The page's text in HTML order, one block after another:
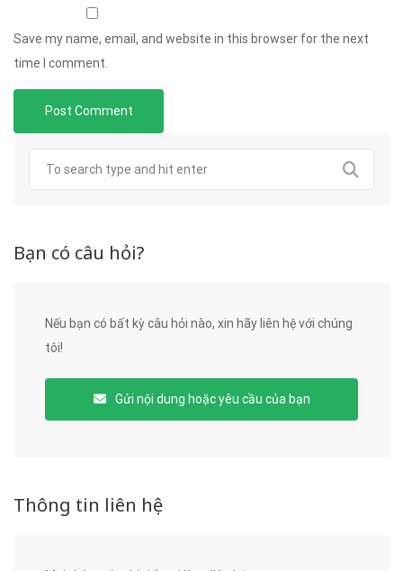
Save my name, email, and website in this browser for the next
time I comment.
Bạn có câu hỏi?
Nếu bạn có bất kỳ câu hỏi nào, xin hãy liên hệ với chúng
tôi!
Gửi nội dung hoặc yêu cầu của bạn
Thông tin liên hệ